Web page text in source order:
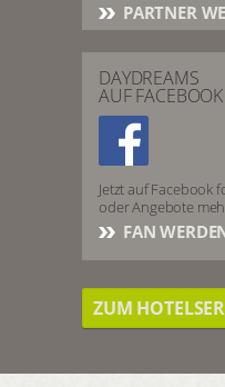
PARTNER
DAYDREAMS
AUF FACEBOOK
Jetzt auf Facebook
oder Angebote
FAN
ZUM